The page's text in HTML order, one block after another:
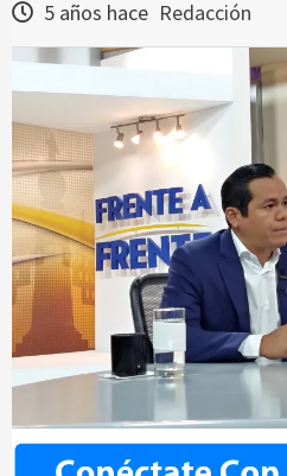
5 años hace Redacción